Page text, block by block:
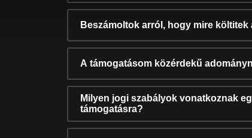
Beszámoltok arról, hogy mire költitek
A támogatásom közérdekű
Milyen jogi szabályok vonatkoznak
támogatásra?